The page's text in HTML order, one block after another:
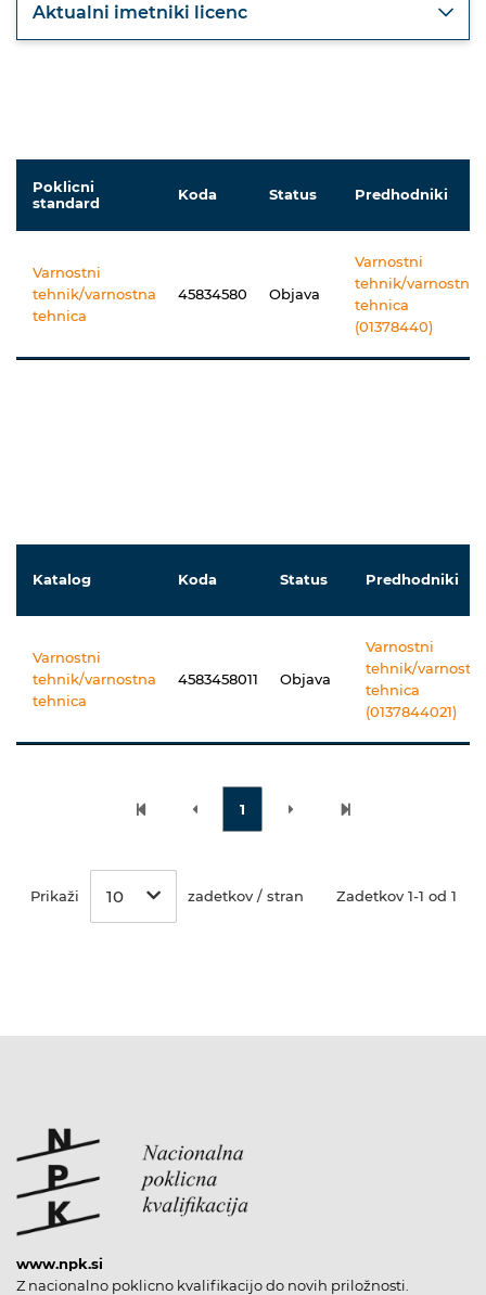
Aktualni imetniki licenc
Poklicni
standard
Koda Status Predhodniki
Varnostni
tehnik/varnostna
tehnica
45834580 Objava
Varnostni
tehnik/varnostna
tehnica
(01378440)
Katalog Koda Status Predhodniki
Varnostni
tehnik/varnostna
tehnica
4583458011 Objava
Varnostni
tehnik/
tehnica
(0137844021)
1
Prikaži 10 zadetkov / stran Zadetkov 1-1 od 1
www.npk.si
Z nacionalno poklicno kvalifikacijo do novih priložnosti.